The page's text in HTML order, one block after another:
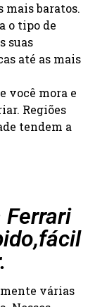
mais baratos.
o tipo de
suas
até as mais
você mora e
Regiões
tendem a
Ferrari
várias